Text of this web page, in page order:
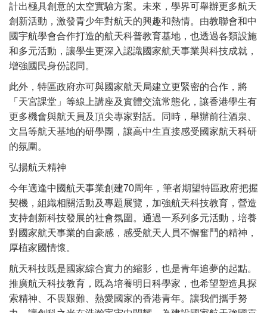
計出極具創意的太空實驗方案。未來，學界可舉辦更多航天
創新活動，激發青少年對航天的興趣和熱情。由教聯會和中
國宇航學會合作打造的航天科普教育基地，也透過各類設施
和多元活動，讓學生更深入認識國家航天事業與科技成就，
增強國民身份認同。
此外，特區政府亦可與國家航天局建立更緊密的合作，將
「天宮課堂」等線上講座及實體交流常態化，讓香港學生有
更多機會與航天員及頂尖專家對話。同時，舉辦前往酒泉、
文昌等航天基地的研學團，讓高中生直接感受國家航天科研
的氛圍。
弘揚航天精神
今年適逢中國航天事業創建70周年，筆者期望特區政府把握
契機，組織相關活動及專題展覽，加強航天科技教育，營造
支持創新科技發展的社會氛圍。通過一系列多元活動，培養
對國家航天事業的自豪感，感受航天人員不懈奮鬥的精神，
厚植家國情懷。
航天科技既是國家綜合實力的縮影，也是青年追夢的起點。
推廣航天科技教育，既為培養明日科學家，也希望塑造具探
索精神、不畏艱難、熱愛國家的香港青年。讓我們攜手努